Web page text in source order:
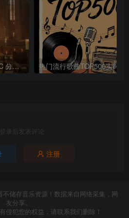
太阳之子 – 周杰伦 [FLAC 分轨 192Khz 24bit]
录后发表评论
注册
储存音乐资源！数据来自网络采集，网
友分享。
侵犯您的权益，请联系我们删除！